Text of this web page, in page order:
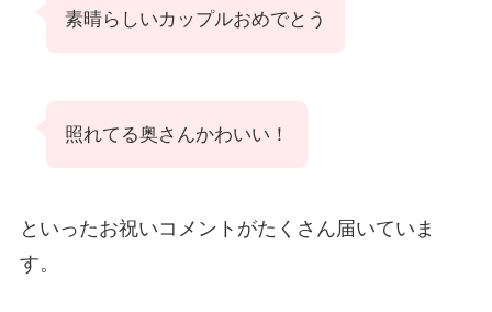
素晴らしいカップルおめでとう
照れてる奥さんかわいい！
といったお祝いコメントがたくさん届いていま
す。